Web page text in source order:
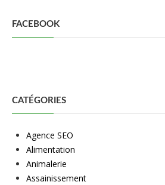
FACEBOOK
CATÉGORIES
Agence SEO
Alimentation
Animalerie
Assainissement